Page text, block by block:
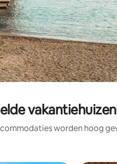
worden hoog